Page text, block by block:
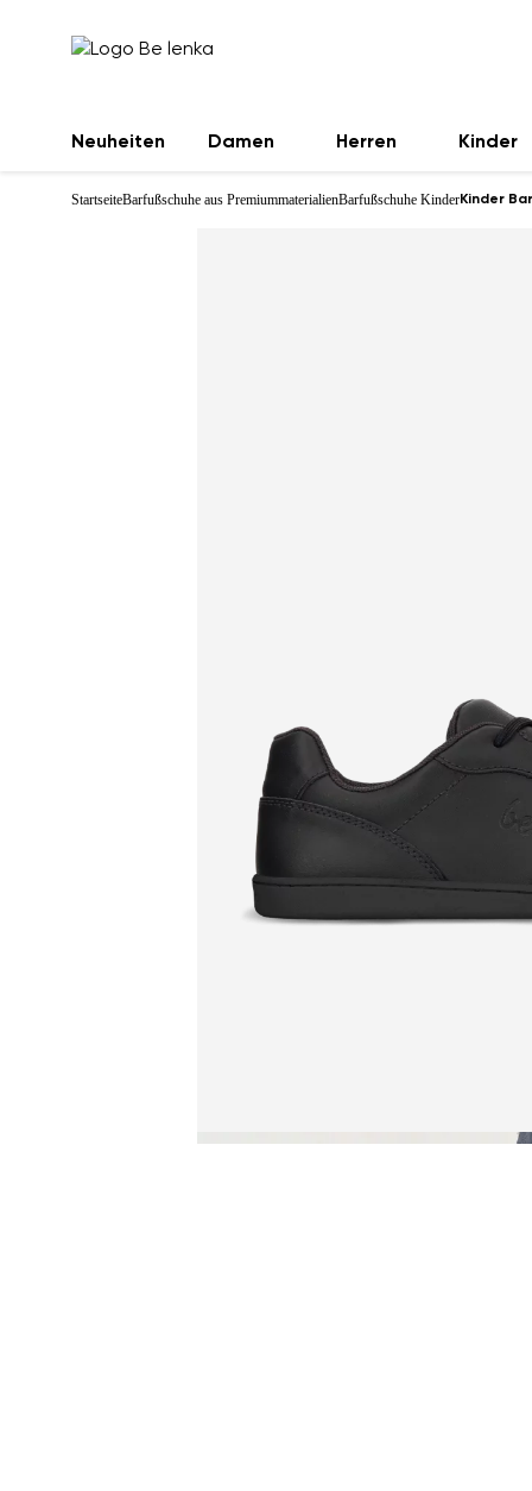
Neuheiten Damen Herren Kinder
StartseiteBarfußschuhe aus PremiummaterialienBarfußschuhe KinderKinder